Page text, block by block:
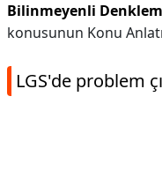
Bilinmeyenli
konusunun Konu
LGS'de problem